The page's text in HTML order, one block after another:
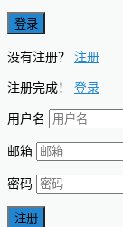
没有注册？ 注册
注册完成！ 登录
用户名
邮箱
密码